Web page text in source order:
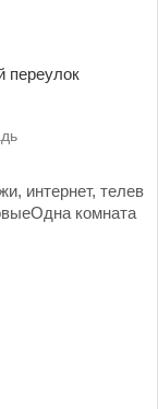
переулок
интернет, телев
комната